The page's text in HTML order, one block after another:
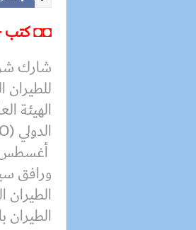
◘◘ كتب
شارك
للطيران
الهيئة
أغسطس
ورافق
الطيران